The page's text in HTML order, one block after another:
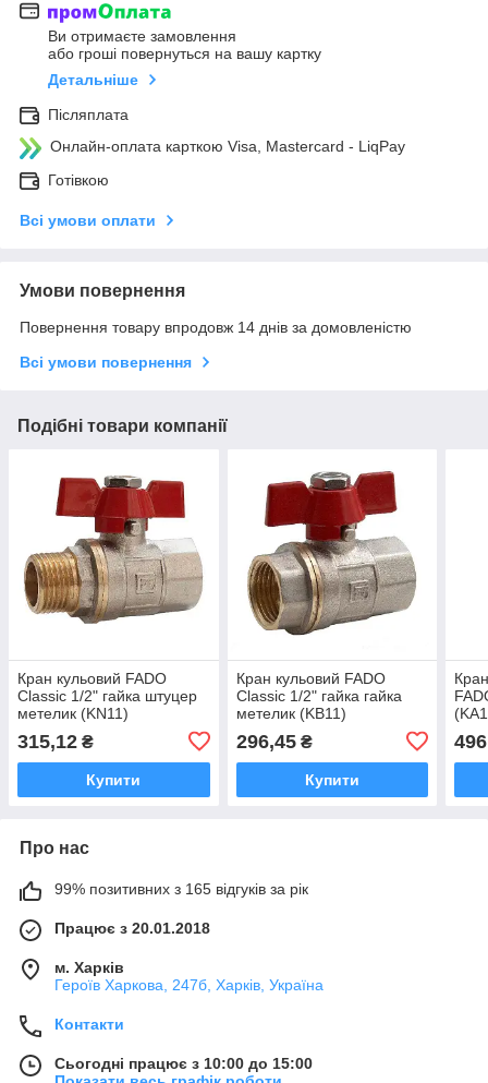
Ви отримаєте замовлення
або гроші повернуться на вашу картку
Детальніше
Післяплата
Онлайн-оплата карткою Visa, Mastercard - LiqPay
Готівкою
Всі умови оплати
Умови повернення
Повернення товару впродовж 14 днів за домовленістю
Всі умови повернення
Подібні товари компанії
Кран кульовий FADO
Classic 1/2" гайка штуцер
метелик (KN11)
315,12 ₴
Купити
Кран кульовий FADO
Classic 1/2" гайка гайка
метелик (KB11)
296,45₴
Купити
Про нас
99% позитивних з 165 відгуків за рік
Працює з 20.01.2018
м. Харків
Героїв Харкова, 247б, Харків, Україна
Контакти
Сьогодні працює з 10:00 до 15:00